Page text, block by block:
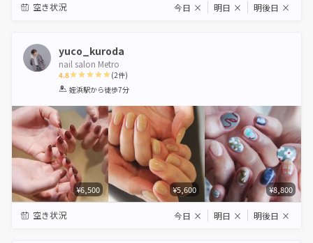
空き状況 今日 × 明日 × 明後日 ×
yuco_kuroda
nail salon Metro
4.8
1 2 3 4 5
(2件)
姪浜駅から徒歩7分
¥6,500 ¥5,600 ¥8,800
空き状況 今日 × 明日 × 明後日 ×